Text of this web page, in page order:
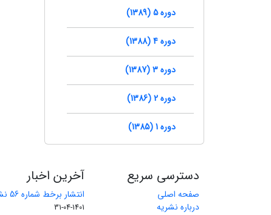
دوره 5 (1389)
دوره 4 (1388)
دوره 3 (1387)
دوره 2 (1386)
دوره 1 (1385)
دسترسی سریع
صفحه اصلی
درباره نشریه
آخرین اخبار
انتشار برخط شماره 56 نشریه مهندسی معدن
1401-04-31